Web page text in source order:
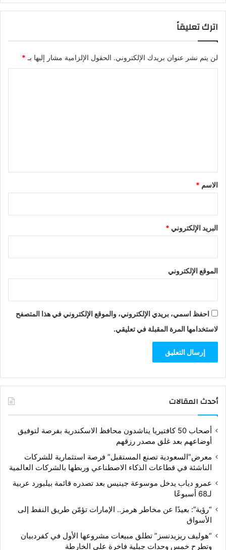
اترك تعليقاً
لن يتم نشر عنوان بريدك الإلكتروني. الحقول الإلزامية مشار إليها بـ *
*
الاسم *
البريد الإلكتروني *
الموقع الإلكتروني
احفظ اسمي، بريدي الإلكتروني، والموقع الإلكتروني في هذا المتصفح
لاستخدامها المرة المقبلة في تعليقي.
أحدث المقالات
أصحاب 50 كافتيريا يناشدون محافظ الاسكندرية بفرصة لتوفيق
أوضاعهم بعد غلق مصدر رزقهم
معرض”السعودية تصنع المستقبل” فرصة استثمارية للشركات
الناشئة في قطاعات الذكاء الاصطناعي وربطها بالشركات العالمية
عمرو دياب يدخل موسوعة جينيس بعد تصدره قائمة بيلبورد عربية
لـ68 أسبوعًا
“رؤية”: بعيدًا عن مخاطر هرمز.. الإمارات تؤمّن طريق النفط إلى
الأسواق
“هوليف ريزيدنسز” تطلق مبيعات مشروعها الأول في كفردبيان
وتطرح خمس وحدات جبلية فاخرة على الخارطة